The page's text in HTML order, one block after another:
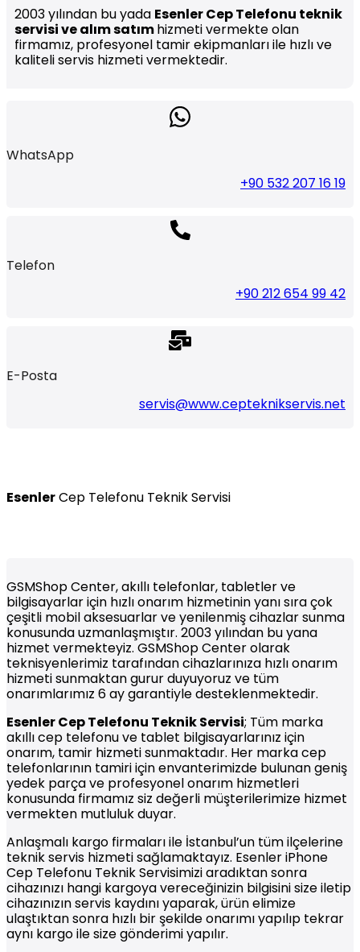
2003 yılından bu yada Esenler Cep Telefonu teknik
servisi ve alım satımhizmeti vermekte olan
firmamız, profesyonel tamir ekipmanları ile hızlı ve
kaliteli servis hizmeti vermektedir.
WhatsApp
+90 532 207 16 19
Telefon
+90 212 654 99 42
E-Posta
servis@www.cepteknikservis.net
EsenlerCep Telefonu Teknik Servisi
GSMShop Center, akıllı telefonlar, tabletler ve
bilgisayarlar için hızlı onarım hizmetinin yanı sıra çok
çeşitli mobil aksesuarlar ve yenilenmiş cihazlar sunma
konusunda uzmanlaşmıştır. 2003 yılından bu yana
hizmet vermekteyiz. GSMShop Center olarak
teknisyenlerimiz tarafından cihazlarınıza hızlı onarım
hizmeti sunmaktan gurur duyuyoruz ve tüm
onarımlarımız 6 ay garantiyle desteklenmektedir.
EsenlerCep Telefonu Teknik Servisi; Tüm marka
akıllı cep telefonu ve tablet bilgisayarlarınız için
onarım, tamir hizmeti sunmaktadır. Her marka cep
telefonlarının tamiri için envanterimizde bulunan geniş
yedek parça ve profesyonel onarım hizmetleri
konusunda firmamız siz değerli müşterilerimize hizmet
vermekten mutluluk duyar.
Anlaşmalı kargo firmaları ile İstanbul’un tüm ilçelerine
teknik servis hizmeti sağlamaktayız. Esenler iPhone
Cep Telefonu Teknik Servisimizi aradıktan sonra
cihazınızı hangi kargoya vereceğinizin bilgisini size iletip
cihazınızın servis kaydını yaparak, ürün elimize
ulaştıktan sonra hızlı bir şekilde onarımı yapılıp tekrar
aynı kargo ile size gönderimi yapılır.